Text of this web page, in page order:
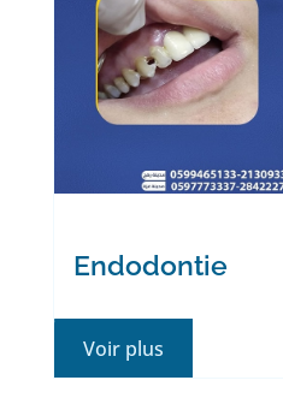
Endodontie
Voir plus